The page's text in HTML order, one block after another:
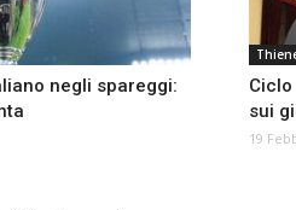
negli spareggi:
sui
19